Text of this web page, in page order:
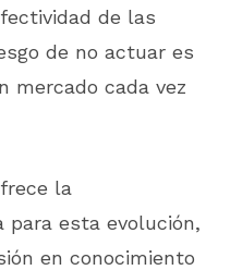
de las
de no actuar es
mercado cada vez
la
esta evolución,
en conocimiento